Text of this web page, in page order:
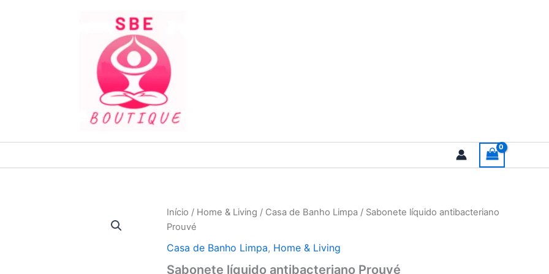
Início / Home & Living / Casa de Banho Limpa / Sabonete líquido antibacteriano
Prouvé
Casa de Banho Limpa, Home & Living
Sabonete líquido antibacteriano Prouvé
Price
range:
€7.60
Quantidade
de
líquido
Prouvé